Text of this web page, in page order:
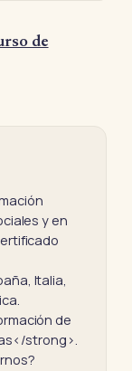
de
y en
Italia,
de
strong>.